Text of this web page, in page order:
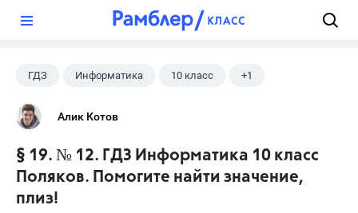
ГДЗ Информатика 10 класс +1
Поляков К.Ю.
Алик Котов
§ 19. № 12. ГДЗ Информатика 10 класс
Поляков. Помогите найти значение,
плиз!